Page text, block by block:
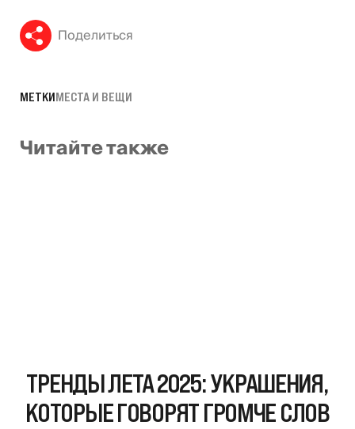
Поделиться
МЕТКИМЕСТА И ВЕЩИ
Читайте также
ТРЕНДЫ ЛЕТА 2025: УКРАШЕНИЯ,
КОТОРЫЕ ГОВОРЯТ ГРОМЧЕ СЛОВ